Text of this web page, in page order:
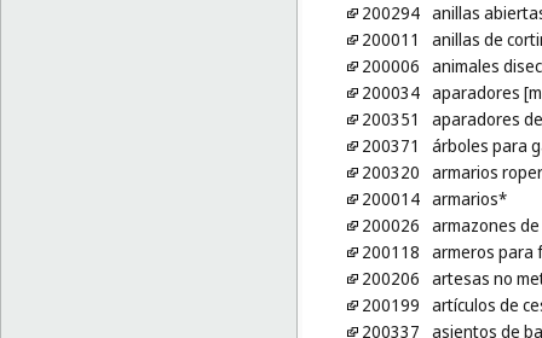
200294 anillas
200011
anillas de
200006 animales
200034 aparadores
200351
aparadores
200371
árboles para
200320 armarios
200014 armarios*
200026 armazones
200118 armeros para
200206 artesas no
200199 artículos de
200337 asientos de